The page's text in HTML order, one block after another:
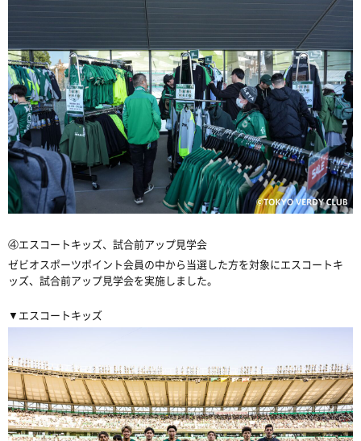
④エスコートキッズ、試合前アップ見学会
ゼビオスポーツポイント会員の中から当選した方を対象にエスコートキ
ッズ、試合前アップ見学会を実施しました。
▼エスコートキッズ